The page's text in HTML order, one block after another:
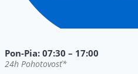
Pon-Pia: 07:30 – 17:00
24h Pohotovosť*